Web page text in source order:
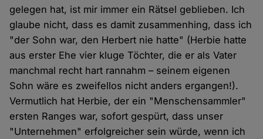
gelegen hat, ist mir immer ein Rätsel geblieben. Ich
glaube nicht, dass es damit zusammenhing, dass ich
"der Sohn war, den Herbert nie hatte" (Herbie hatte
aus erster Ehe vier kluge Töchter, die er als Vater
manchmal recht hart rannahm – seinem eigenen
Sohn wäre es zweifellos nicht anders ergangen!).
Vermutlich hat Herbie, der ein "Menschensammler"
ersten Ranges war, sofort gespürt, dass unser
"Unternehmen" erfolgreicher sein würde, wenn ich